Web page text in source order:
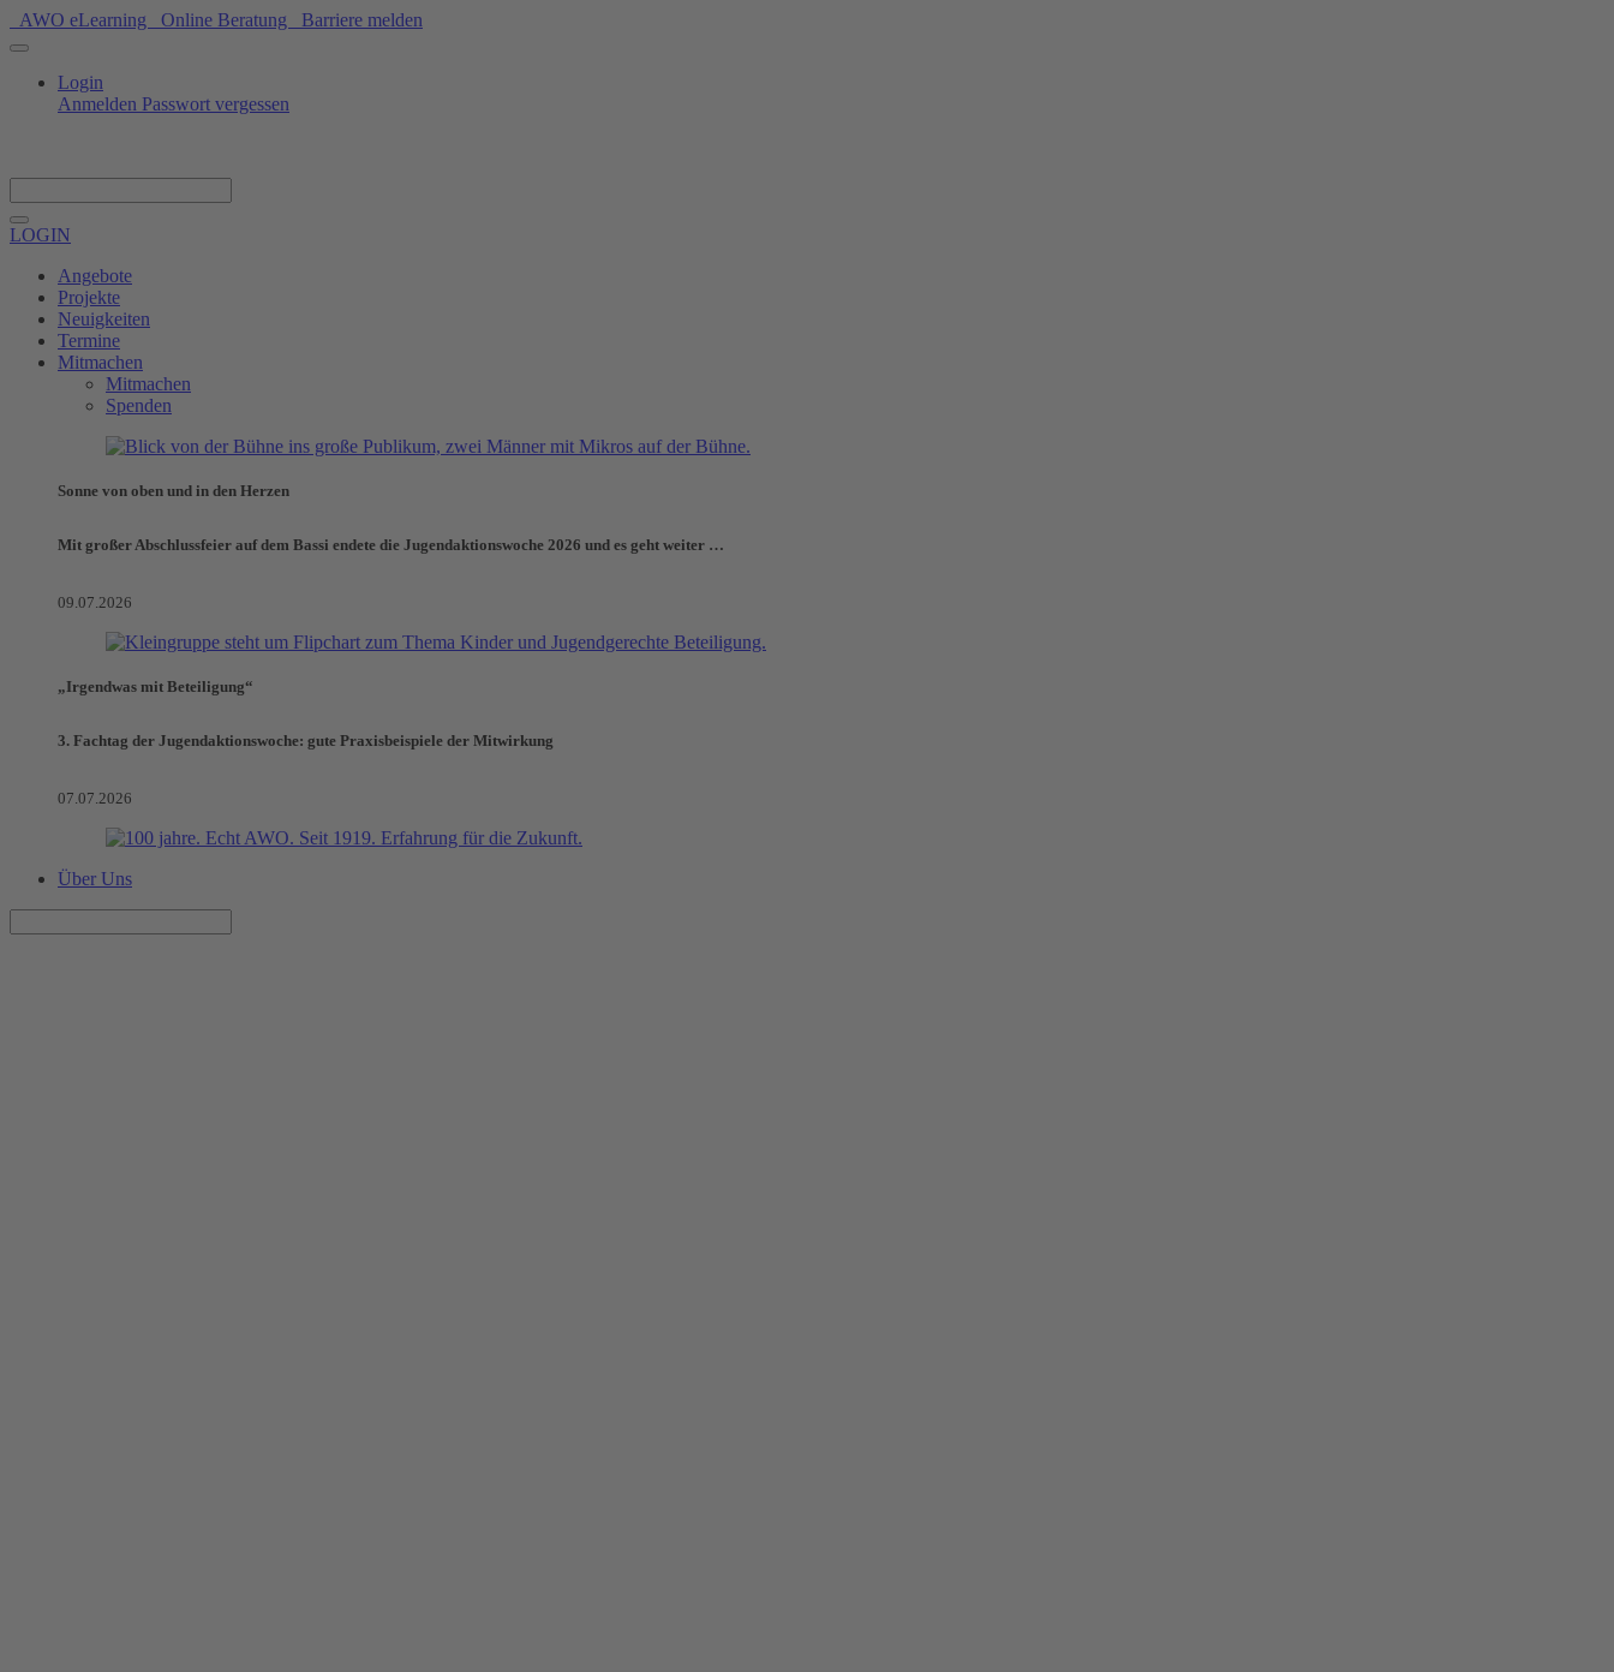
AWO eLearning Online Beratung Barriere melden
Login
Anmelden Passwort vergessen
LOGIN
Angebote
Projekte
Neuigkeiten
Termine
Mitmachen
Mitmachen
Spenden
Sonne von oben und in den Herzen
Mit großer Abschlussfeier auf dem Bassi endete die Jugendaktionswoche 2026 und es geht weiter …
09.07.2026
„Irgendwas mit Beteiligung“
3. Fachtag der Jugendaktionswoche: gute Praxisbeispiele der Mitwirkung
07.07.2026
Über Uns